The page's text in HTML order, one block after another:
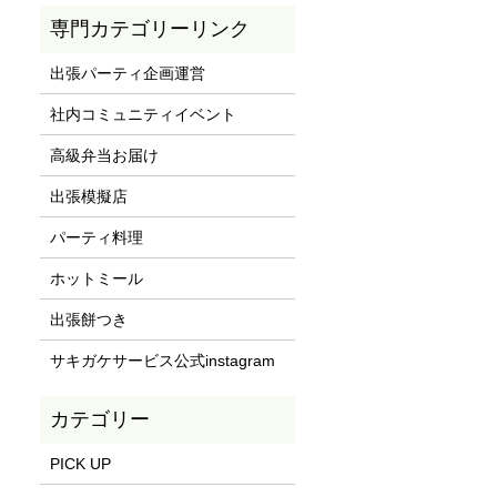
専門カテゴリーリンク
出張パーティ企画運営
社内コミュニティイベント
高級弁当お届け
出張模擬店
パーティ料理
ホットミール
出張餅つき
サキガケサービス公式instagram
PICK UP